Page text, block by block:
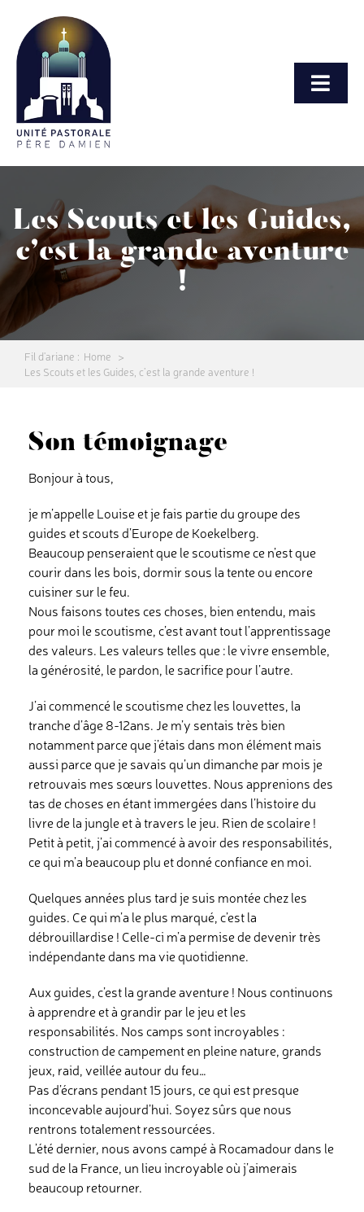
contenu
Accueil
Messes
Nos propositions
Communauté paroissiale
Vos demandes
Dons
Rechercher
Les Scouts et les Guides,
c’est la grande aventure
!
Fil d'ariane : Home
Les Scouts et les Guides, c’est la grande aventure !
Son témoignage
Bonjour à tous,
je m’appelle Louise et je fais partie du groupe des
guides et scouts d’Europe de Koekelberg.
Beaucoup penseraient que le scoutisme ce n’est que
courir dans les bois, dormir sous la tente ou encore
cuisiner sur le feu.
Nous faisons toutes ces choses, bien entendu, mais
pour moi le scoutisme, c’est avant tout l’apprentissage
des valeurs. Les valeurs telles que : le vivre ensemble,
la générosité, le pardon, le sacrifice pour l’autre.
J’ai commencé le scoutisme chez les louvettes, la
tranche d’âge 8-12ans. Je m’y sentais très bien
notamment parce que j’étais dans mon élément mais
aussi parce que je savais qu’un dimanche par mois je
retrouvais mes sœurs louvettes. Nous apprenions des
tas de choses en étant immergées dans l’histoire du
livre de la jungle et à travers le jeu. Rien de scolaire !
Petit à petit, j’ai commencé à avoir des responsabilités,
ce qui m’a beaucoup plu et donné confiance en moi.
Quelques années plus tard je suis montée chez les
guides. Ce qui m’a le plus marqué, c’est la
débrouillardise ! Celle-ci m’a permise de devenir très
indépendante dans ma vie quotidienne.
Aux guides, c’est la grande aventure ! Nous continuons
à apprendre et à grandir par le jeu et les
responsabilités. Nos camps sont incroyables :
construction de campement en pleine nature, grands
jeux, raid, veillée autour du feu…
Pas d’écrans pendant 15 jours, ce qui est presque
inconcevable aujourd’hui. Soyez sûrs que nous
rentrons totalement ressourcées.
L’été dernier, nous avons campé à Rocamadour dans le
sud de la France, un lieu incroyable où j’aimerais
beaucoup retourner.